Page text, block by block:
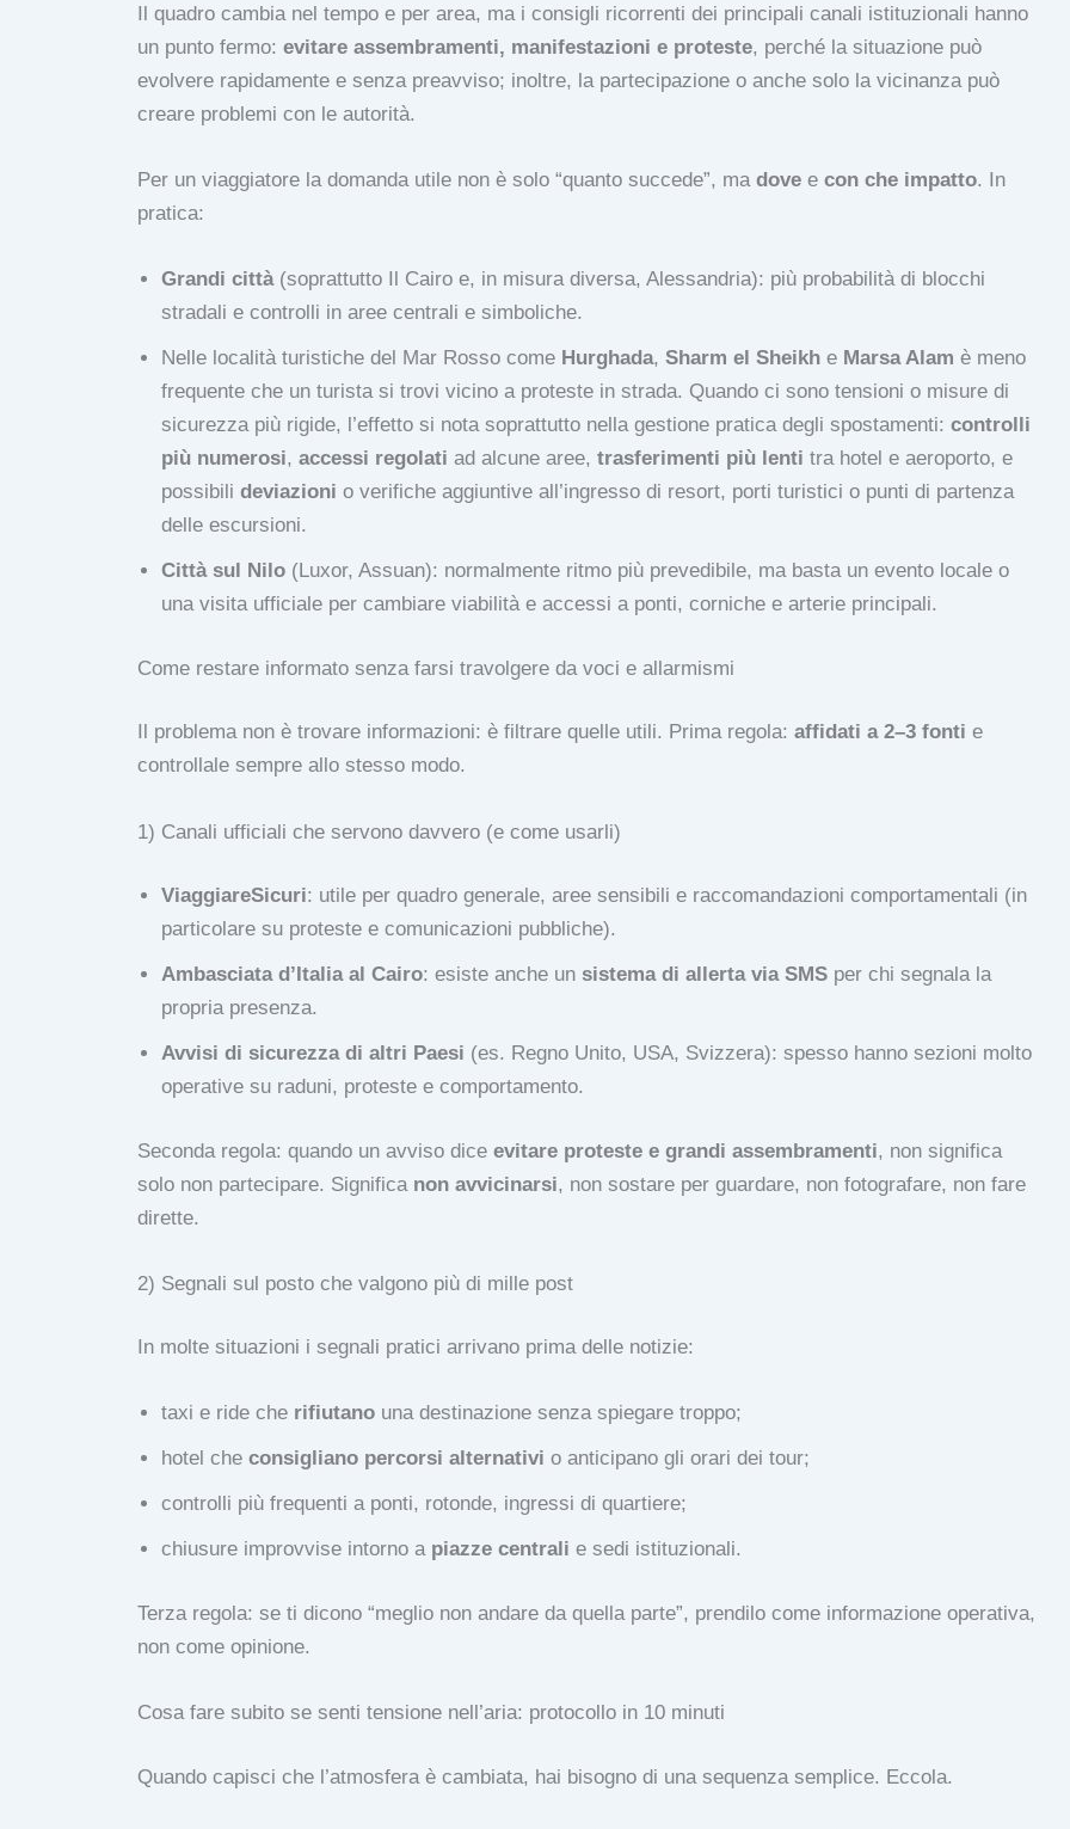
Il quadro cambia nel tempo e per area, ma i consigli ricorrenti dei principali canali istituzionali hanno
un punto fermo: evitare assembramenti, manifestazioni e proteste, perché la situazione può
evolvere rapidamente e senza preavviso; inoltre, la partecipazione o anche solo la vicinanza può
creare problemi con le autorità.
Per un viaggiatore la domanda utile non è solo “quanto succede”, ma dovee con che impatto. In
pratica:
Grandi città(soprattutto Il Cairo e, in misura diversa, Alessandria): più probabilità di blocchi
stradali e controlli in aree centrali e simboliche.
Nelle località turistiche del Mar Rosso come Hurghada, Sharm el Sheikhe Marsa Alam è meno
frequente che un turista si trovi vicino a proteste in strada. Quando ci sono tensioni o misure di
sicurezza più rigide, l’effetto si nota soprattutto nella gestione pratica degli spostamenti: controlli
più numerosi, accessi regolati ad alcune aree, trasferimenti più lenti tra hotel e aeroporto, e
possibili deviazioni o verifiche aggiuntive all’ingresso di resort, porti turistici o punti di partenza
delle escursioni.
Città sul Nilo(Luxor, Assuan): normalmente ritmo più prevedibile, ma basta un evento locale o
una visita ufficiale per cambiare viabilità e accessi a ponti, corniche e arterie principali.
Come restare informato senza farsi travolgere da voci e allarmismi
Il problema non è trovare informazioni: è filtrare quelle utili. Prima regola: affidati a 2–3 fonti e
controllale sempre allo stesso modo.
1) Canali ufficiali che servono davvero (e come usarli)
ViaggiareSicuri: utile per quadro generale, aree sensibili e raccomandazioni comportamentali (in
particolare su proteste e comunicazioni pubbliche).
Ambasciata d’Italia al Cairo: esiste anche un sistema di allerta via SMSper chi segnala la
propria presenza.
Avvisi di sicurezza di altri Paesi (es. Regno Unito, USA, Svizzera): spesso hanno sezioni molto
operative su raduni, proteste e comportamento.
Seconda regola: quando un avviso dice evitare proteste e grandi assembramenti, non significa
solo non partecipare. Significa non avvicinarsi, non sostare per guardare, non fotografare, non fare
dirette.
2) Segnali sul posto che valgono più di mille post
In molte situazioni i segnali pratici arrivano prima delle notizie:
taxi e ride che rifiutanouna destinazione senza spiegare troppo;
hotel che consigliano percorsi alternativi o anticipano gli orari dei tour;
controlli più frequenti a ponti, rotonde, ingressi di quartiere;
chiusure improvvise intorno a piazze centrali e sedi istituzionali.
Terza regola: se ti dicono “meglio non andare da quella parte”, prendilo come informazione operativa,
non come opinione.
Cosa fare subito se senti tensione nell’aria: protocollo in 10 minuti
Quando capisci che l’atmosfera è cambiata, hai bisogno di una sequenza semplice. Eccola.